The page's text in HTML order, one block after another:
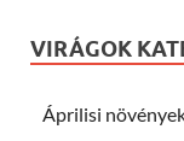
VIRÁGOK
Áprilisi